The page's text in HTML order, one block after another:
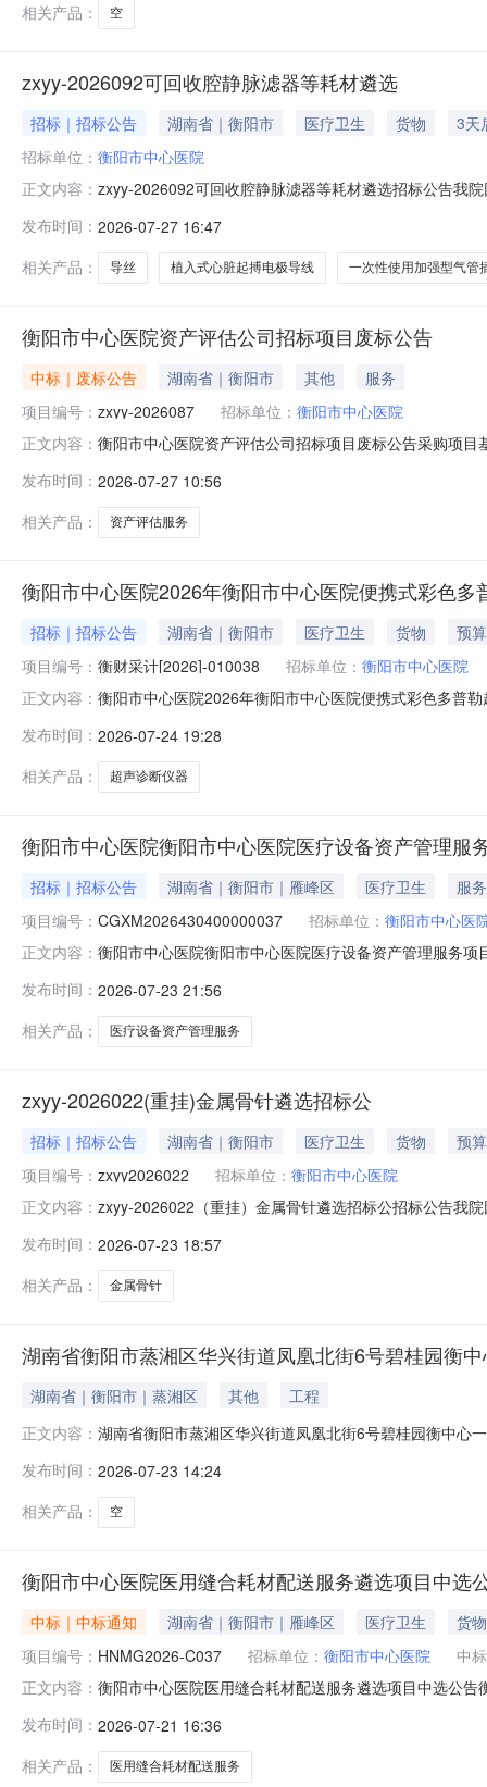
相关产品：
空
zxyy-2026092可回收腔静脉滤器等耗材遴选
招标｜招标公告 湖南省｜衡阳市 医疗卫生 货物
3天
招标单位： 衡阳市中心医院
正文内容： zxyy-2026092可回收腔静脉滤器等耗材遴选招标公告我
塞高危人群下腔静脉中，可预防肺栓塞。C0206350662
发布时间： 2026-07-27 16:47
相关产品：
导丝 植入式心脏起搏电极导线 一次性使用加强型气管
衡阳市中心医院资产评估公司招标项目废标公告
中标｜废标公告 湖南省｜衡阳市 其他
服务
项目编号： zxyy-2026087 招标单位： 衡阳市中心医院
正文内容： 衡阳市中心医院资产评估公司招标项目废标公告采购项
心医院采购办地址：衡阳市雁城路12号联系人：罗小菊
发布时间： 2026-07-27 10:56
相关产品：
资产评估服务
衡阳市中心医院2026年衡阳市中心医院便携式彩色
招标｜招标公告 湖南省｜衡阳市 医疗卫生 货物
预
项目编号： 衡财采计[2026]-010038 招标单位： 衡阳市中心医院
正文内容： 衡阳市中心医院2026年衡阳市中心医院便携式彩色多普
彩色多普勒超声诊断仪政府采购项目（第二次）2、政
发布时间： 2026-07-24 19:28
相关产品：
超声诊断仪器
衡阳市中心医院衡阳市中心医院医疗设备资产管理服
招标｜招标公告 湖南省｜衡阳市｜雁峰区 医疗卫生
服务
项目编号： CGXM2026430400000037 招标单位： 衡阳市中心医
正文内容： 衡阳市中心医院衡阳市中心医院医疗设备资产管理服务
源交易网https://ggzy.hengyang.gov.cn/获取招标文件）
CGX
发布时间： 2026-07-23 21:56
相关产品：
医疗设备资产管理服务
zxyy-2026022(重挂)金属骨针遴选招标公
招标｜招标公告 湖南省｜衡阳市 医疗卫生 货物
预
项目编号： zxyy2026022 招标单位： 衡阳市中心医院
正文内容： zxyy-2026022（重挂）金属骨针遴选招标公招标公告我
高值各型号四肢骨折复位时部分植入人体做牵引或四肢
发布时间： 2026-07-23 18:57
相关产品：
金属骨针
湖南省衡阳市蒸湘区华兴街道凤凰北街6号碧桂园衡
湖南省｜衡阳市｜蒸湘区 其他
工程
正文内容： 湖南省衡阳市蒸湘区华兴街道凤凰北街6号碧桂园衡中心
湖南省衡阳市蒸湘区华兴街道凤凰北街6号碧桂园衡中心
发布时间： 2026-07-23 14:24
相关产品：
空
衡阳市中心医院医用缝合耗材配送服务遴选项目中选
中标｜中标通知 湖南省｜衡阳市｜雁峰区 医疗卫生
货物
项目编号： HNMG2026-C037 招标单位： 衡阳市中心医院
中
正文内容： 衡阳市中心医院医用缝合耗材配送服务遴选项目中选公
商来源供应商产生方式：发布公告三、供应商投标情况
司审查通过审查通过52.5
发布时间： 2026-07-21 16:36
相关产品：
医用缝合耗材配送服务